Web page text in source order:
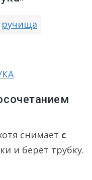
ручища
снимает с
и берёт трубку.